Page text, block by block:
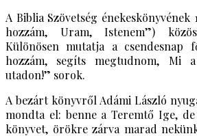
A Biblia Szövetség énekeskönyvének
hozzám, Uram, Istenem”)
Különösen mutatja a csendesnap
hozzám, segíts megtudnom, Mi a
utadon!” sorok.
A bezárt könyvről Adámi László
mondta el: benne a Teremtő Ige,
könyvet, örökre zárva marad